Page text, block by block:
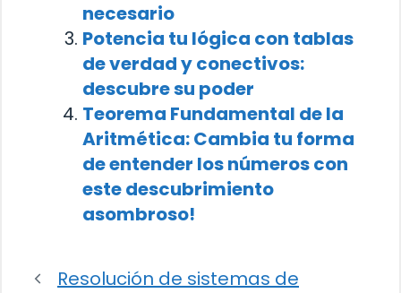
necesario
Potencia tu lógica con tablas
de verdad y conectivos:
descubre su poder
Teorema Fundamental de la
Aritmética: Cambia tu forma
de entender los números con
este descubrimiento
asombroso!
Resolución de sistemas de